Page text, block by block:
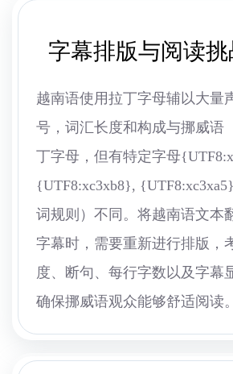
字幕排版与阅读挑
越南语使用拉丁字母辅以大量
号，词汇长度和构成与挪威语
丁字母，但有特定字母
{UTF8:xc3xb8},
词规则）不同。将越南语文本
字幕时，需要重新进行排版，
度、断句、每行字数以及字幕
确保挪威语观众能够舒适阅读。